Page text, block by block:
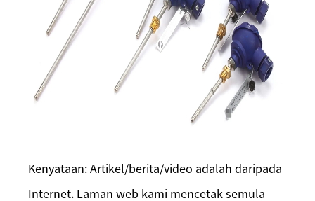
Kenyataan: Artikel/berita/video adalah daripada
Internet. Laman web kami mencetak semula